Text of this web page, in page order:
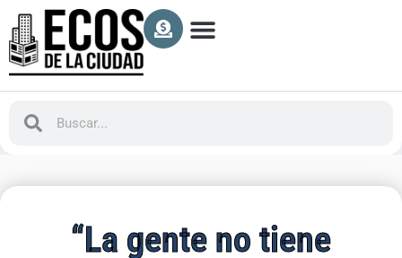
“La gente no tiene